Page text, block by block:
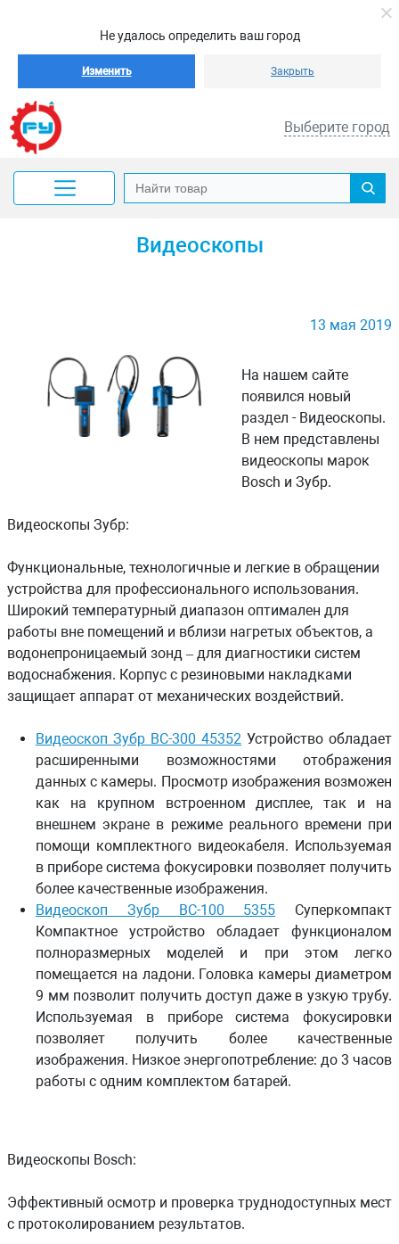
Не удалось определить ваш город
Изменить Закрыть
Выберите город
Видеоскопы
13 мая 2019
На нашем сайте
появился новый
раздел - Видеоскопы.
В нем представлены
видеоскопы марок
Bosch и Зубр.
Видеоскопы Зубр:
Функциональные, технологичные и легкие в обращении
устройства для профессионального использования.
Широкий температурный диапазон оптимален для
работы вне помещений и вблизи нагретых объектов, а
водонепроницаемый зонд – для диагностики систем
водоснабжения. Корпус с резиновыми накладками
защищает аппарат от механических воздействий.
Видеоскоп Зубр ВС-300 45352 Устройство обладает
расширенными возможностями отображения
данных с камеры. Просмотр изображения возможен
как на крупном встроенном дисплее, так и на
внешнем экране в режиме реального времени при
помо­щи комплектного видеокабеля. Используемая
в приборе система фокусировки позволяет получить
более каче­ственные изображения.
Видеоскоп Зубр ВС-100 5355 Суперкомпакт
Компактное устройство обладает функционалом
полно­размерных моделей и при этом легко
помещается на ла­дони. Головка камеры диаметром
9 мм позволит получить доступ даже в узкую трубу.
Используемая в приборе си­стема фокусировки
позволяет получить более качествен­ные
изображения. Низкое энергопотребление: до 3 часов
работы с одним комплектом батарей.
Видеоскопы Bosch:
Эффективный осмотр и проверка труднодоступных мест
с протоколированием результатов.